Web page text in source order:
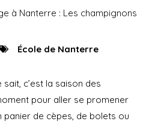
à Nanterre : Les champignons
École de Nanterre
c’est la saison des
pour aller se promener
de cèpes, de bolets ou